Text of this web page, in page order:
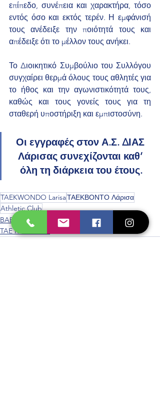
επίπεδο, συνέπεια και χαρακτήρα, τόσο
εντός όσο και εκτός τερέν. Η εμφάνισή
τους ανέδειξε την ποιότητά τους και
απέδειξε ότι το μέλλον τους ανήκει.
Το Διοικητικό Συμβούλιο του Συλλόγου
συγχαίρει θερμά όλους τους αθλητές για
το ήθος και την αγωνιστικότητά τους,
καθώς και τους γονείς τους για τη
σταθερή υποστήριξη και εμπιστοσύνη.
Οι εγγραφές στον Α.Σ. ΔΙΑΣ
Λάρισας συνεχίζονται καθ’
όλη τη διάρκεια του έτους.
TAEKWONDO LarisaΤΑΕΚΒΟΝΤΟ Λάρισα
Athletic Club
BABY CUP
TAE KWON DO